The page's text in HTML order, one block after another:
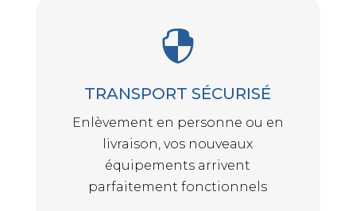

TRANSPORT SÉCURISÉ
Enlèvement en personne ou en
livraison, vos nouveaux
équipements arrivent
parfaitement fonctionnels